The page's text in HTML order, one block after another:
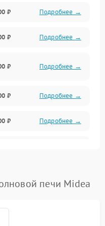
₽ Подробнее →
₽ Подробнее →
₽ Подробнее →
₽ Подробнее →
₽ Подробнее →
Подробнее →
печи Midea